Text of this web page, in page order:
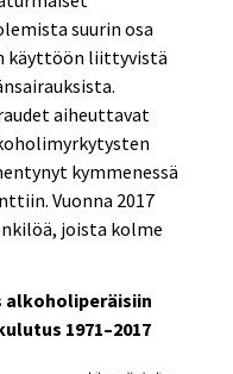
suurin osa
käyttöön liittyvistä
aiheuttavat
kymmenessä
Vuonna 2017
joista kolme
alkoholiperäisiin
1971–2017